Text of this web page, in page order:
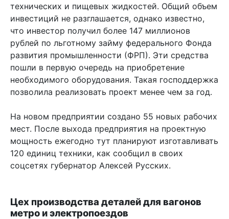
технических и пищевых жидкостей. Общий объем
инвестиций не разглашается, однако известно,
что инвестор получил более 147 миллионов
рублей по льготному займу федерального Фонда
развития промышленности (ФРП). Эти средства
пошли в первую очередь на приобретение
необходимого оборудования. Такая господдержка
позволила реализовать проект менее чем за год.
На новом предприятии создано 55 новых рабочих
мест. После выхода предприятия на проектную
мощность ежегодно тут планируют изготавливать
120 единиц техники, как сообщил в своих
соцсетях губернатор Алексей Русских.
Цех производства деталей для вагонов
метро и электропоездов